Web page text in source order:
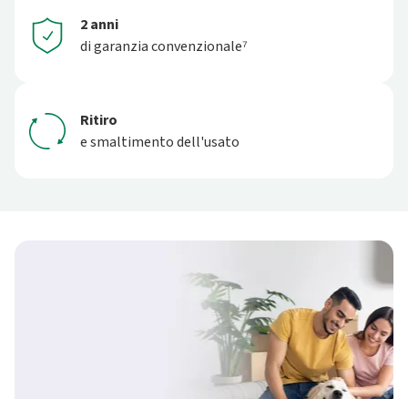
2 anni
di garanzia convenzionale⁷
Ritiro
e smaltimento dell'usato